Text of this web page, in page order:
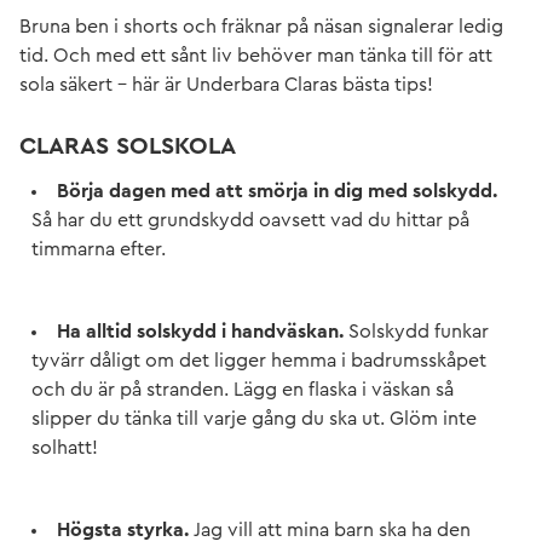
Bruna ben i shorts och fräknar på näsan signalerar ledig
tid. Och med ett sånt liv behöver man tänka till för att
sola säkert – här är Underbara Claras bästa tips!
CLARAS SOLSKOLA
Börja dagen med att smörja in dig med solskydd.
Så har du ett grundskydd oavsett vad du hittar på
timmarna efter.
Ha alltid solskydd i handväskan. Solskydd funkar
tyvärr dåligt om det ligger hemma i badrumsskåpet
och du är på stranden. Lägg en flaska i väskan så
slipper du tänka till varje gång du ska ut. Glöm inte
solhatt!
Högsta styrka. Jag vill att mina barn ska ha den